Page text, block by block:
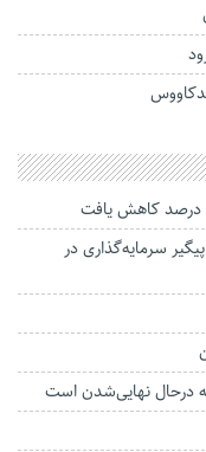
اقتصادی پیگیر سرمایه‌گذاری در
درحال نهایی‌شدن است